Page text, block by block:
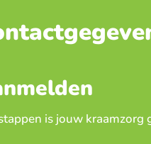
is jouw kraamzorg